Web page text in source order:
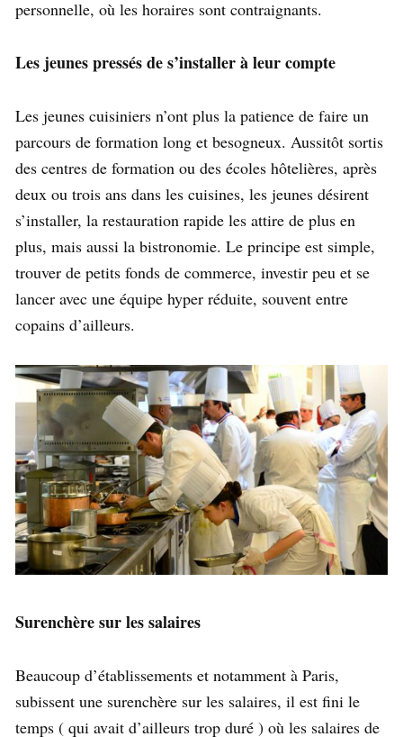
personnelle, où les horaires sont contraignants.
Les jeunes pressés de s’installer à leur compte
Les jeunes cuisiniers n’ont plus la patience de faire un
parcours de formation long et besogneux. Aussitôt sortis
des centres de formation ou des écoles hôtelières, après
deux ou trois ans dans les cuisines, les jeunes désirent
s’installer, la restauration rapide les attire de plus en
plus, mais aussi la bistronomie. Le principe est simple,
trouver de petits fonds de commerce, investir peu et se
lancer avec une équipe hyper réduite, souvent entre
copains d’ailleurs.
Surenchère sur les salaires
Beaucoup d’établissements et notamment à Paris,
subissent une surenchère sur les salaires, il est fini le
temps ( qui avait d’ailleurs trop duré ) où les salaires de